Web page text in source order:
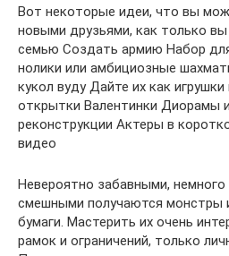
Вот некоторые идеи, что вы
новыми друзьями, как только
семью Создать армию Набор
нолики или амбициозные
кукол вуду Дайте их как
открытки Валентинки Диорамы
реконструкции Актеры в
видео
Невероятно забавными,
смешными получаются монстры
бумаги. Мастерить их очень
рамок и ограничений, только